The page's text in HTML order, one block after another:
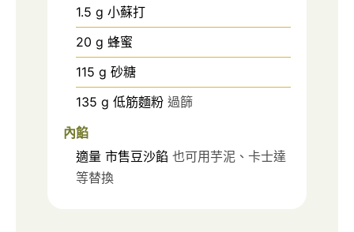
1.5 g 小蘇打
20 g 蜂蜜
115 g 砂糖
135 g 低筋麵粉 過篩
內餡
適量 市售豆沙餡 也可用芋泥、卡士達
等替換